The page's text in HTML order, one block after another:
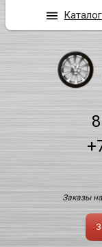
Заказы
Каталог